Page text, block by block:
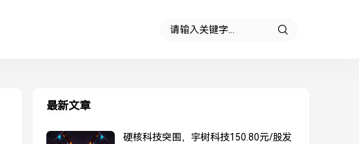
最新文章
硬核科技突围，宇树科技150.80元/股发